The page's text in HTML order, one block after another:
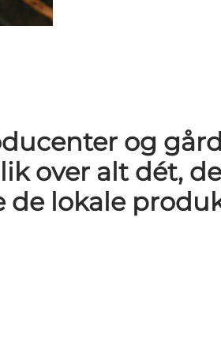
og
over alt dét,
de lokale